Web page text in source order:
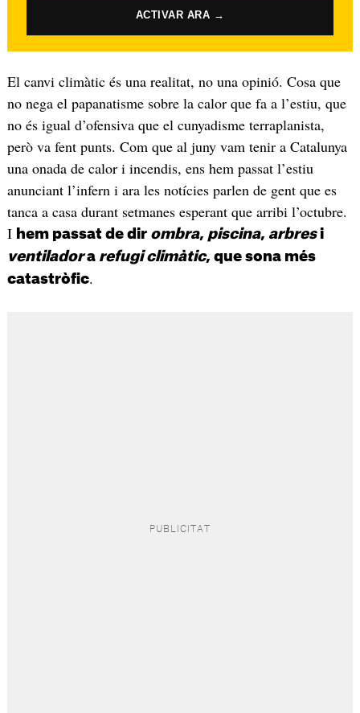
ACTIVAR ARA →
El canvi climàtic és una realitat, no una opinió. Cosa que
no nega el papanatisme sobre la calor que fa a l’estiu, que
no és igual d’ofensiva que el cunyadisme terraplanista,
però va fent punts. Com que al juny vam tenir a Catalunya
una onada de calor i incendis, ens hem passat l’estiu
anunciant l’infern i ara les notícies parlen de gent que es
tanca a casa durant setmanes esperant que arribi l’octubre.
I hem passat de dir ombra, piscina, arbresi
ventiladora refugi climàtic, que sona més
catastròfic.